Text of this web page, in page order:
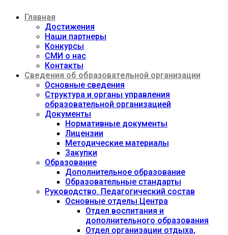
содержимому
Главная
Достижения
Наши партнеры
Конкурсы
СМИ о нас
Контакты
Сведения об образовательной организации
Основные сведения
Структура и органы управления
образовательной организацией
Документы
Нормативные документы
Лицензии
Методические материалы
Закупки
Образование
Дополнительное образование
Образовательные стандарты
Руководство. Педагогический состав
Основные отделы Центра
Отдел воспитания и
дополнительного образования
Отдел организации отдыха,